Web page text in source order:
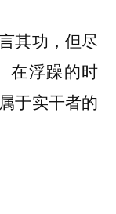
其功，但尽
在浮躁的时
于实干者的